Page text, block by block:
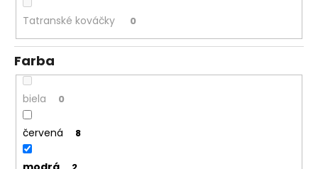
Tatranské kováčky 0
Farba
biela 0
červená 8